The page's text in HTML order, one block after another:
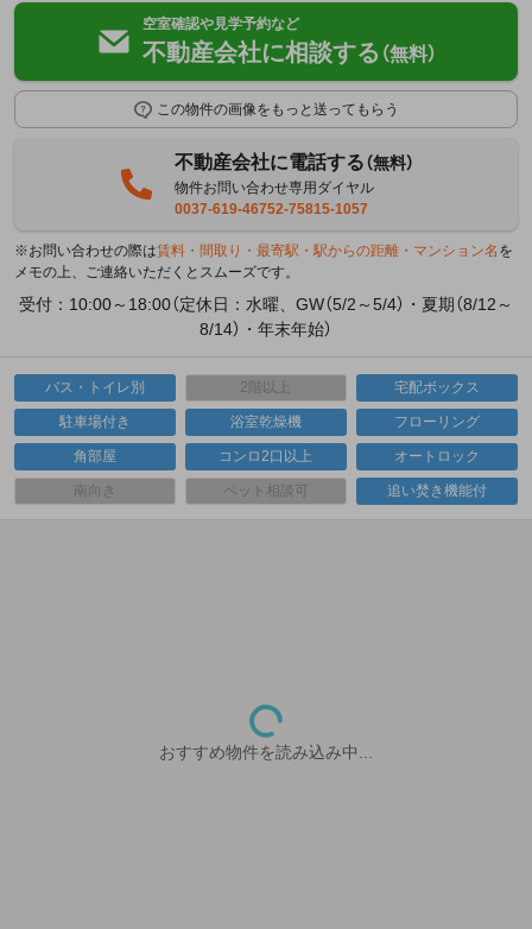
空室確認や見学予約など
不動産会社に相談する （無料）
この物件の画像をもっと送ってもらう
不動産会社に電話する（無料）
物件お問い合わせ専用ダイヤル
0037-619-46752-75815-1057
※お問い合わせの際は賃料・間取り・最寄駅・駅からの距離・マンション名 を
メモの上、ご連絡いただくとスムーズです。
受付：10:00～18:00（定休日：水曜、GW（5/2～5/4）・夏期（8/12～
8/14）・年末年始）
バス・トイレ別 2階以上 宅配ボックス
駐車場付き 浴室乾燥機 フローリング
角部屋 コンロ2口以上 オートロック
南向き ペット相談可 追い焚き機能付
おすすめ物件を読み込み中...